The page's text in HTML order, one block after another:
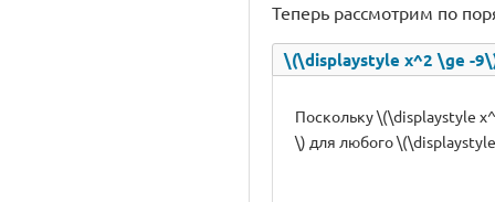
Теперь рассмотрим по
\(\displaystyle x^2 \ge -
Поскольку \(\displaystyle
\) для любого